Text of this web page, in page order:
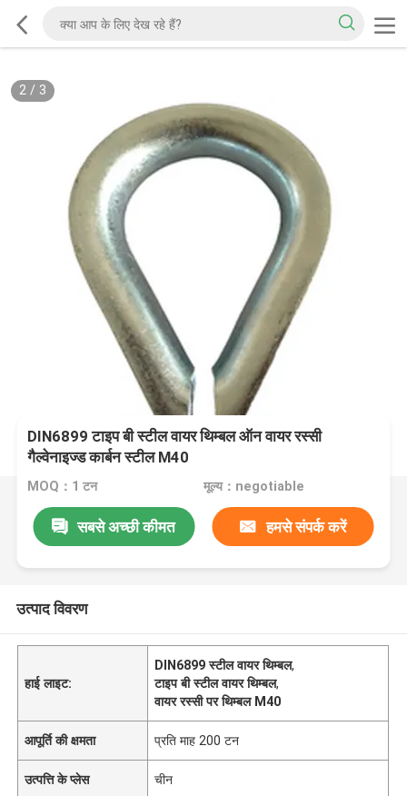
2/ 3
DIN6899 टाइप बी स्टील वायर थिम्बल ऑन वायर रस्सी
गैल्वेनाइज्ड कार्बन स्टील M40
MOQ：1 टन मूल्य：negotiable
सबसे अच्छी कीमत हमसे संपर्क करें
उत्पाद विवरण
हाई लाइट:
DIN6899 स्टील वायर थिम्बल,
टाइप बी स्टील वायर थिम्बल,
वायर रस्सी पर थिम्बल M40
आपूर्ति की क्षमता प्रति माह 200 टन
उत्पत्ति के प्लेस चीन